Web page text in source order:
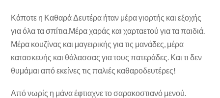
Κάποτε η Καθαρά Δευτέρα ήταν μέρα γιορτής και εξοχής
για όλα τα σπίτια.Μέρα χαράς και χαρταετού για τα παιδιά.
Μέρα κουζίνας και μαγειρικής για τις μανάδες, μέρα
κατασκευής και θάλασσας για τους πατεράδες. Και τι δεν
θυμάμαι από εκείνες τις παλιές καθαροδευτέρες!
Από νωρίς η μάνα έφτιαχνε το σαρακοστιανό μενού.